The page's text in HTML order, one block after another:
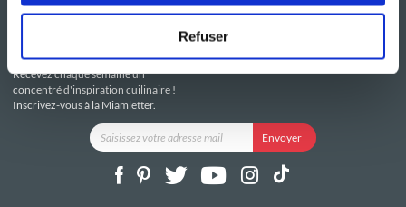
Refuser
i-Cook'in
Recevez chaque semaine un
concentré d'inspiration cuilinaire !
Inscrivez-vous à la Miamletter.